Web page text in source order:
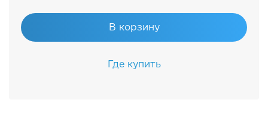
В корзину
Где купить